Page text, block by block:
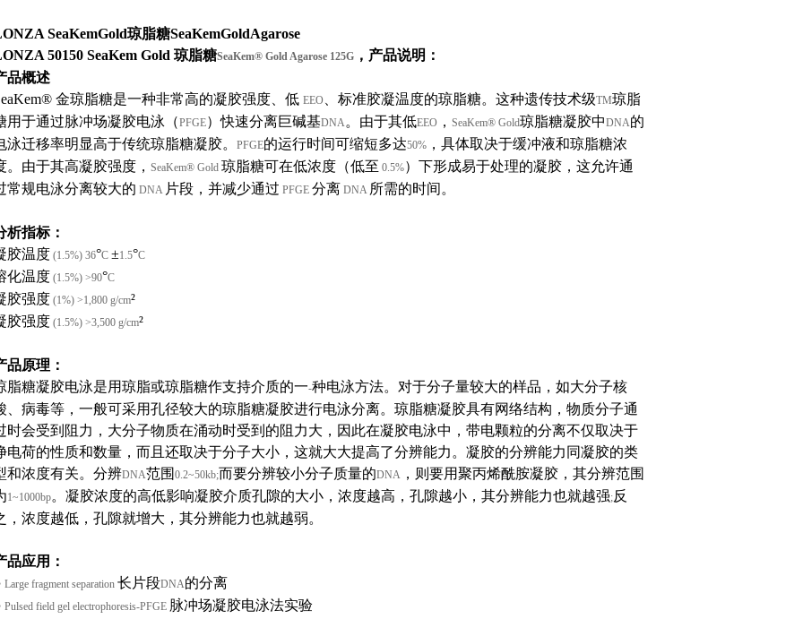
SeaKemGold琼脂糖SeaKemGoldAgarose
50150 SeaKem Gold 琼脂糖SeaKem® Gold Agarose 125G ，产品说明：
品概述
金琼脂糖是一种非常高的凝胶强度、低 EEO 、标准胶凝温度的琼脂糖。这种遗传技术级TM琼脂
用于通过脉冲场凝胶电泳（PFGE）快速分离巨碱基DNA。由于其低EEO ， SeaKem® Gold琼脂糖凝胶中DNA的
泳迁移率明显高于传统琼脂糖凝胶。
PFGE的运行时间可缩短多达50% ，具体取决于缓冲液和琼脂糖浓
。由于其高凝胶强度， SeaKem® Gold 琼脂糖可在低浓度（低至 0.5%）下形成易于处理的凝胶，这允许通
常规电泳分离较大的 DNA 片段，并减少通过 PFGE 分离 DNA 所需的时间。
析指标：
胶温度 (1.5%) 36°C ±1.5°C
化温度 (1.5%) >90°C
胶强度 (1%) >1,800 g/cm²
胶强度 (1.5%) >3,500 g/cm²
品原理：
脂糖凝胶电泳是用琼脂或琼脂糖作支持介质的一-种电泳方法。对于分子量较大的样品，如大分子核
、病毒等，一般可采用孔径较大的琼脂糖凝胶进行电泳分离。琼脂糖凝胶具有网络结构，物质分子通
时会受到阻力，大分子物质在涌动时受到的阻力大，因此在凝胶电泳中，带电颗粒的分离不仅取决于
电荷的性质和数量，而且还取决于分子大小，这就大大提高了分辨能力。凝胶的分辨能力同凝胶的类
和浓度有关。分辨DNA范围 0.2~50kb;而要分辨较小分子质量的DNA ，则要用聚丙烯酰胺凝胶，其分辨范围
1~1000bp。凝胶浓度的高低影响凝胶介质孔隙的大小，浓度越高，孔隙越小，其分辨能力也就越强;反
，浓度越低，孔隙就增大，其分辨能力也就越弱。
品应用：
Large fragment separation 长片段DNA的分离
Pulsed field gel electrophoresis-PFGE 脉冲场凝胶电泳法实验